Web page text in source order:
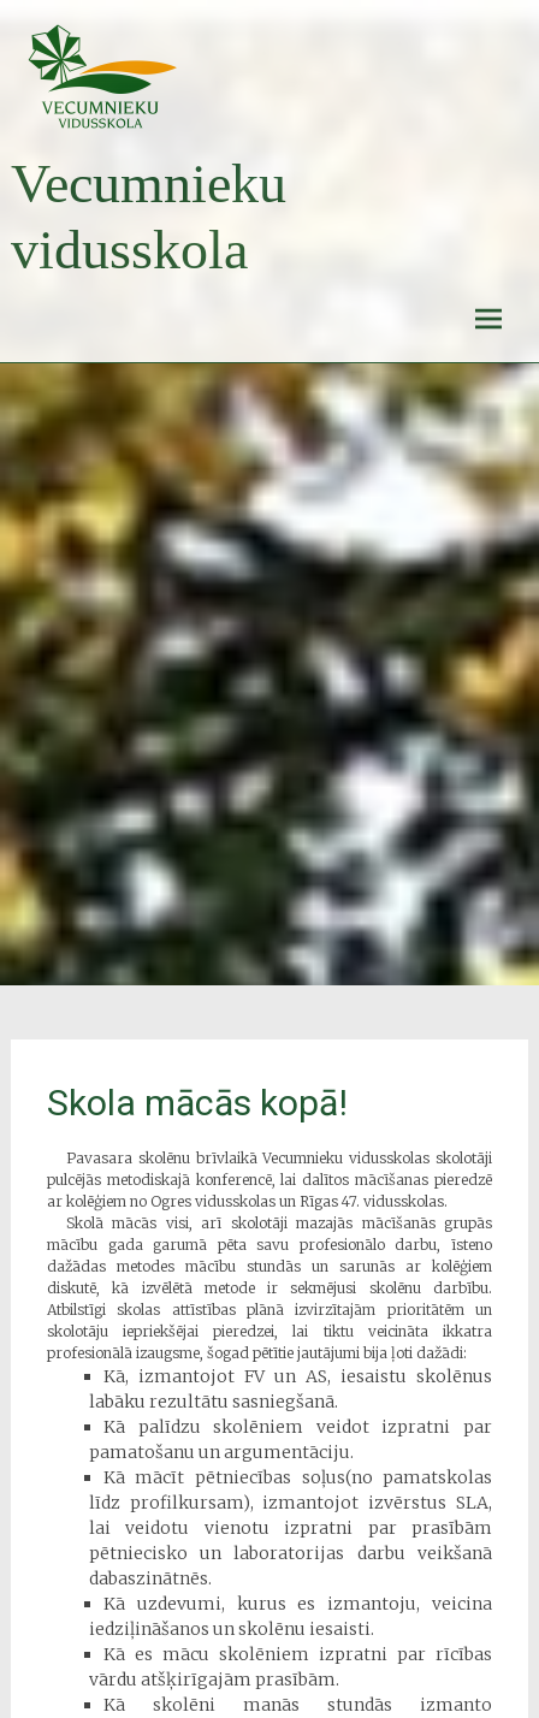
content
Vecumnieku
vidusskola
Skola mācās kopā!
Pavasara skolēnu brīvlaikā Vecumnieku vidusskolas skolotāji
pulcējās metodiskajā konferencē, lai dalītos mācīšanas pieredzē
ar kolēģiem no Ogres vidusskolas un Rīgas 47. vidusskolas.
Skolā mācās visi, arī skolotāji mazajās mācīšanās grupās
mācību gada garumā pēta savu profesionālo darbu, īsteno
dažādas metodes mācību stundās un sarunās ar kolēģiem
diskutē, kā izvēlētā metode ir sekmējusi skolēnu darbību.
Atbilstīgi skolas attīstības plānā izvirzītajām prioritātēm un
skolotāju iepriekšējai pieredzei, lai tiktu veicināta ikkatra
profesionālā izaugsme, šogad pētītie jautājumi bija ļoti dažādi:
Kā, izmantojot FV un AS, iesaistu skolēnus
labāku rezultātu sasniegšanā.
Kā palīdzu skolēniem veidot izpratni par
pamatošanu un argumentāciju.
Kā mācīt pētniecības soļus(no pamatskolas
līdz profilkursam), izmantojot izvērstus SLA,
lai veidotu vienotu izpratni par prasībām
pētniecisko un laboratorijas darbu veikšanā
dabaszinātnēs.
Kā uzdevumi, kurus es izmantoju, veicina
iedziļināšanos un skolēnu iesaisti.
Kā es mācu skolēniem izpratni par rīcības
vārdu atšķirīgajām prasībām.
Kā skolēni manās stundās izmanto